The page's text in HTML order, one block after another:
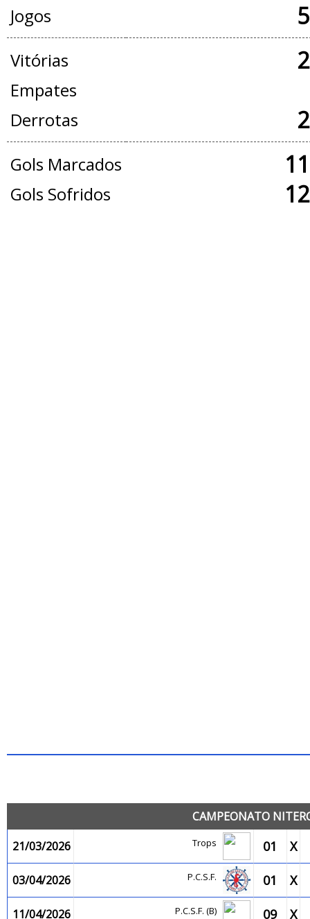
Jogos
Vitórias
Empates
Derrotas
Gols Marcados
Gols Sofridos
CAMPEONATO
21/03/2026
Trops 01 X
03/04/2026 P.C.S.F. 01 X
11/04/2026 P.C.S.F. (B) 09 X